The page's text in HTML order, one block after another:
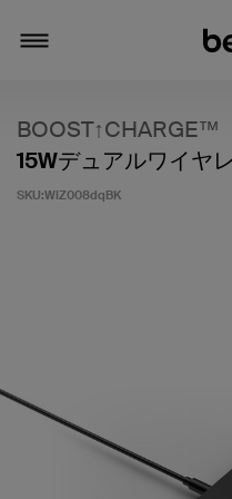
BOOST↑CHARGE™
15Wデュアルワイヤ
SKU:WIZ008dqBK